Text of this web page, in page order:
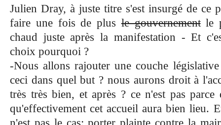
Julien Dray, à juste titre s'est insurgé de ce
faire une fois de plusle gouvernementle
chaud juste après la manifestation - Et
choix pourquoi ?
-Nous allons rajouter une couche
ceci dans quel but ? nous aurons droit à
très très bien, et après ? ce n'est pas
qu'effectivement cet accueil aura bien lieu.